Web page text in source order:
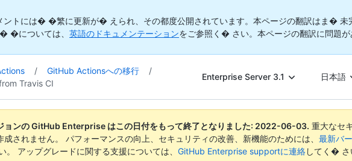
ントには� �繁に更新が� えられ、その都度公開されています。本ページの翻訳はま�
�については、 英語のドキュメンテーションをご参照く� さい。本ページの翻訳に問題
/ GitHub Actionsへの移行
/
Travis CI
Enterprise Server 3.1 日本語
ョンの GitHub Enterprise はこの日付をもって終了となりました: 2022-06-03. 重大なセ
成されません。 パフォーマンスの向上、セキュリティの改善、新機能のためには、 最新バ
。 アップグレードに関する支援については、 GitHub Enterprise supportに連絡してく� さ